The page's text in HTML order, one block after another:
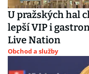
U pražských hal
lepší VIP i
Live Nation
Obchod a služby